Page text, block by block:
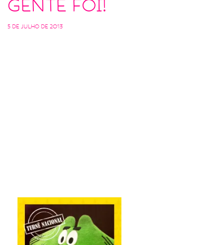
gente foi!
5 de julho de 2013